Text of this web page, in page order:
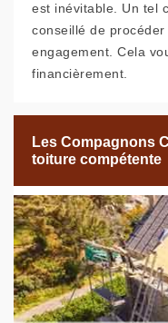
est inévitable. Un tel
conseillé de
engagement. Cela
financièrement.
Les Compagnons
toiture compétente